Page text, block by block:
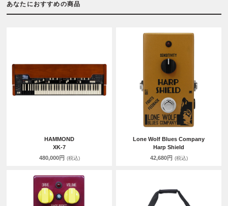
あなたにおすすめの商品
HAMMOND
XK-7
480,000円 (税込)
Lone Wolf Blues Company
Harp Shield
42,680円 (税込)